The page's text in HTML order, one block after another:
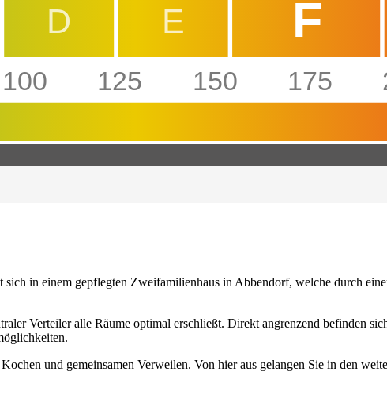
100 125 150 175
E
D F
in einem gepflegten Zweifamilienhaus in Abbendorf, welche durch
Verteiler alle Räume optimal erschließt. Direkt angrenzend befinden
und gemeinsamen Verweilen. Von hier aus gelangen Sie in den